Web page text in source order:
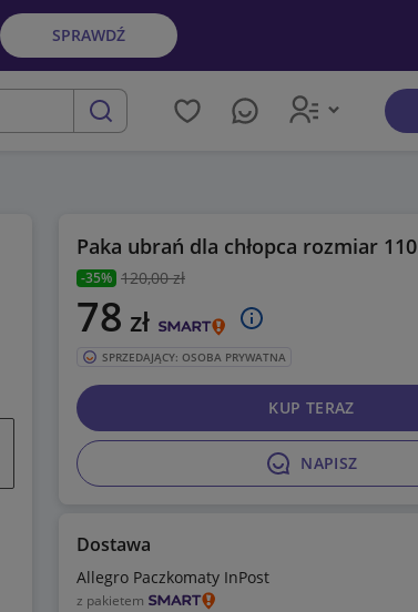
SPRAWDŹ
szukaj
Paka ubrań dla chłopca rozmiar 110
-35% 120,00 zł
78 zł
SPRZEDAJĄCY: OSOBA PRYWATNA
NAPISZ
KUP TERAZ
Dostawa
Allegro Paczkomaty InPost
z pakietem